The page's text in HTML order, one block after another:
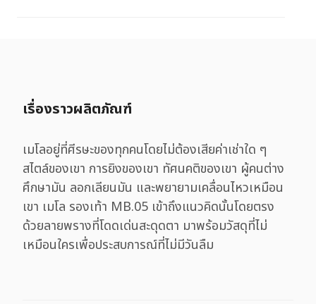
เรื่องราวผลิตภัณฑ์
เมโลอยู่ที่ศีรษะของทุกคนโดยไม่ต้องเสียค่าเช่าใด ๆ
สไตล์ของเขา การยิงของเขา ทัศนคติของเขา ผู้คนต่าง
ศึกษามัน ลอกเลียนมัน และพยายามเคลื่อนไหวเหมือน
เขา เมโล รองเท้า MB.05 เข้าถึงแนวคิดนั้นโดยตรง
ด้วยลายพรางที่โดดเด่นสะดุดตา มาพร้อมวัสดุที่ไม่
เหมือนใครเพื่อประสบการณ์ที่ไม่มีวันลืม